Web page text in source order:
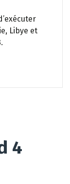
Libye et
4